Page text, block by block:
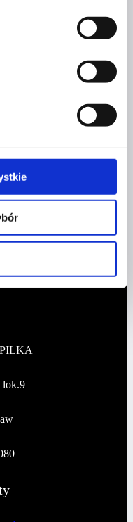
WPŁAT:
0191 1368
lok.9